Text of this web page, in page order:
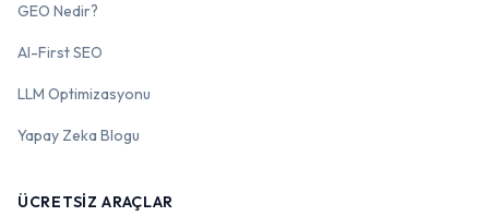
GEO Nedir?
AI-First SEO
LLM Optimizasyonu
Yapay Zeka Blogu
ÜCRETSIZ ARAÇLAR